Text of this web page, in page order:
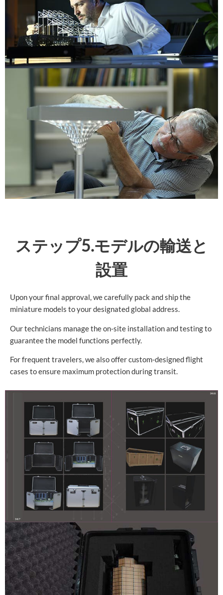
ステップ5.モデルの輸送と
設置
Upon your final approval, we carefully pack and ship the
miniature models to your designated global address.
Our technicians manage the on-site installation and testing to
guarantee the model functions perfectly.
For frequent travelers, we also offer custom-designed flight
cases to ensure maximum protection during transit.